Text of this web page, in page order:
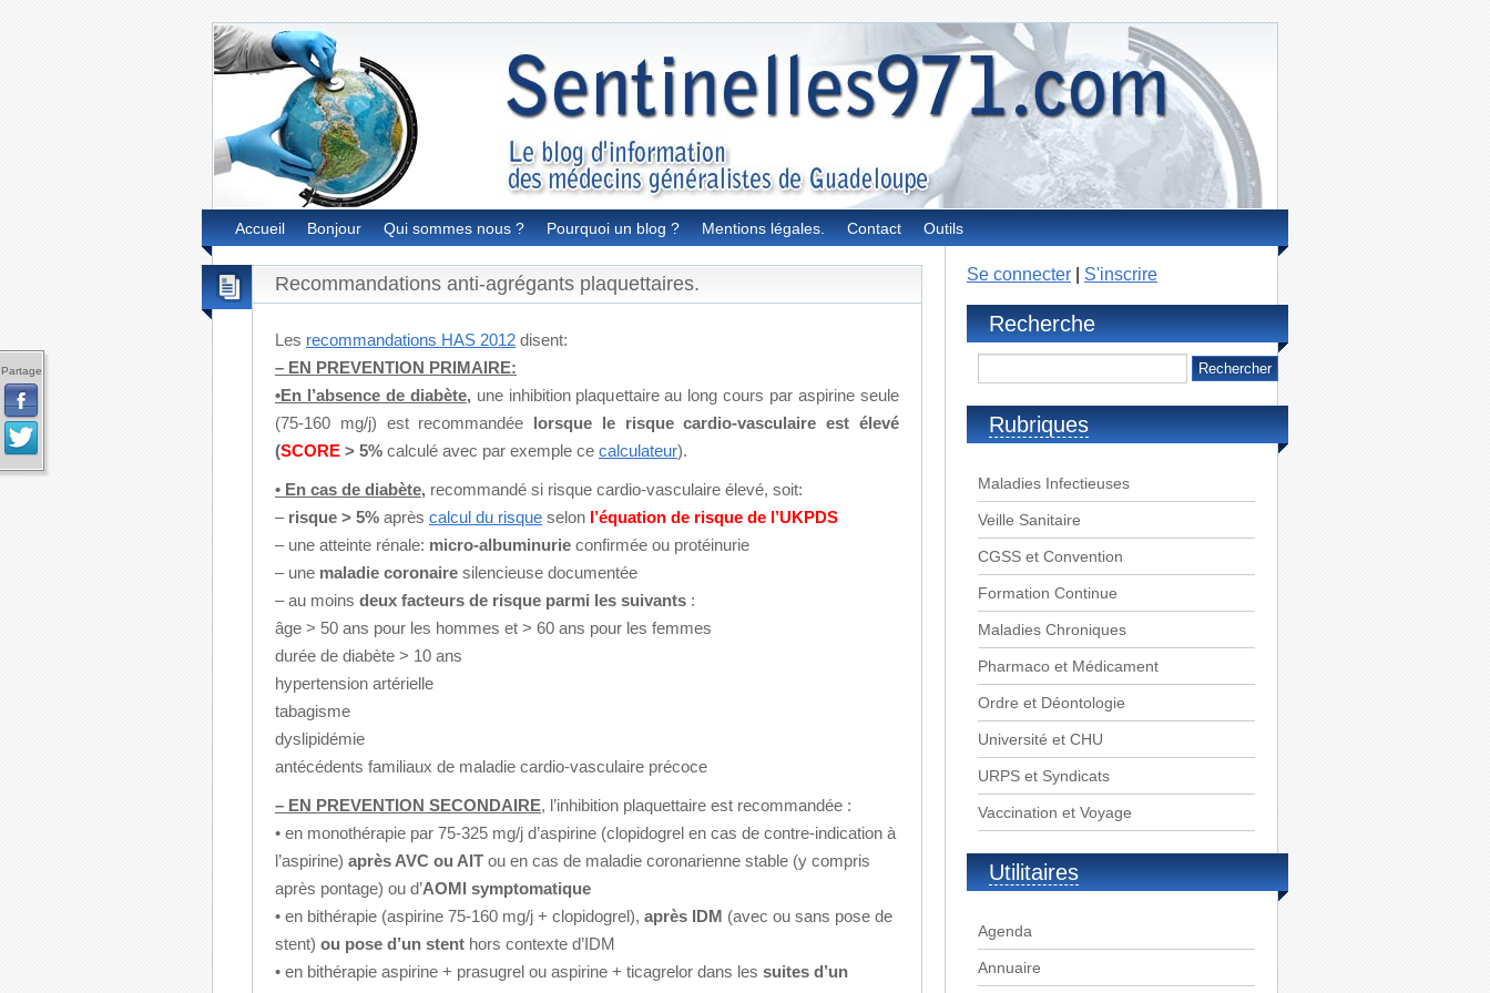
Partage
Accueil Bonjour Qui sommes nous ? Pourquoi un blog ? Mentions légales. Contact Outils
Recommandations anti-agrégants plaquettaires.
Les recommandations HAS 2012 disent:
– EN PREVENTION PRIMAIRE:
•En l’absence de diabète,une inhibition plaquettaire au long cours par aspirine seule
(75-160 mg/j) est recommandée lorsque le risque cardio-vasculaire est élevé
(SCORE > 5% calculé avec par exemple ce calculateur).
• En cas de diabète, recommandé si risque cardio-vasculaire élevé, soit:
– risque > 5% après calcul du risque selon l’équation de risque de l’UKPDS
– une atteinte rénale: micro-albuminurie confirmée ou protéinurie
– une maladie coronaire silencieuse documentée
– au moins deux facteurs de risque parmi les suivants :
âge > 50 ans pour les hommes et > 60 ans pour les femmes
durée de diabète > 10 ans
hypertension artérielle
tabagisme
dyslipidémie
antécédents familiaux de maladie cardio-vasculaire précoce
– EN PREVENTION SECONDAIRE, l’inhibition plaquettaire est recommandée :
• en monothérapie par 75-325 mg/j d’aspirine (clopidogrel en cas de contre-indication à
l’aspirine) après AVC ou AIT ou en cas de maladie coronarienne stable (y compris
après pontage) ou d’AOMI symptomatique
• en bithérapie (aspirine 75-160 mg/j + clopidogrel), après IDM (avec ou sans pose de
stent) ou pose d’un stent hors contexte d’IDM
• en bithérapie aspirine + prasugrel ou aspirine + ticagrelor dans les suites d’un
Se connecter S'inscrire
Recherche
Rubriques
Maladies Infectieuses
Veille Sanitaire
CGSS et Convention
Formation Continue
Maladies Chroniques
Pharmaco et Médicament
Ordre et Déontologie
Université et CHU
URPS et Syndicats
Vaccination et Voyage
Utilitaires
Agenda
Annuaire